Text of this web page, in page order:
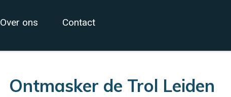
Over ons Contact
Ontmasker de Trol Leiden